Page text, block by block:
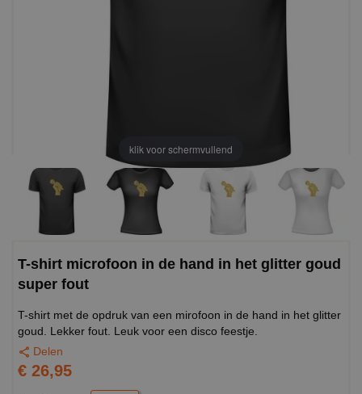
klik voor schermvullend
T-shirt microfoon in de hand in het glitter goud
super fout
T-shirt met de opdruk van een mirofoon in de hand in het glitter
goud. Lekker fout. Leuk voor een disco feestje.
Delen
€ 26,95